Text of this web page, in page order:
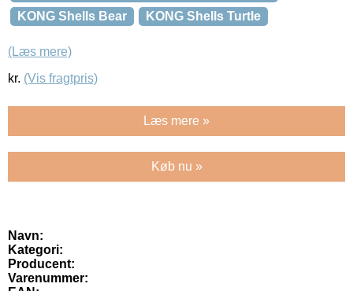
KONG Shells Bear
KONG Shells Turtle
(Læs mere)
kr. (Vis fragtpris)
Læs mere »
Køb nu »
Navn:
Kategori:
Producent:
Varenummer: